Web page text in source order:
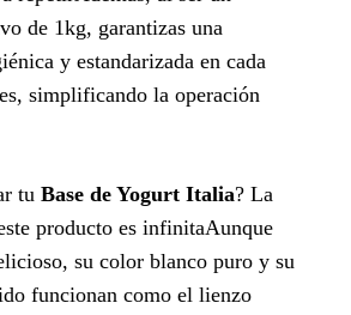
de 1kg, garantizas una
y estandarizada en cada
simplificando la operación
tu Base de Yogurt Italia? La
producto es infinitaAunque
su color blanco puro y su
funcionan como el lienzo